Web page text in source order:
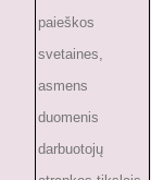
paieškos
svetaines,
asmens
duomenis
darbuotojų